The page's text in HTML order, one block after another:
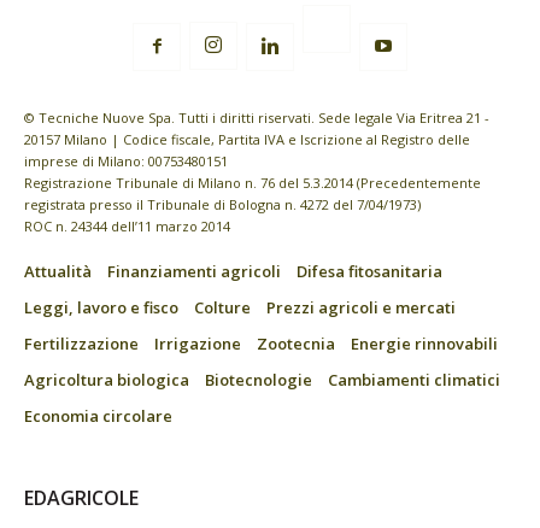
© Tecniche Nuove Spa. Tutti i diritti riservati. Sede legale Via Eritrea 21 -
20157 Milano | Codice fiscale, Partita IVA e Iscrizione al Registro delle
imprese di Milano: 00753480151
Registrazione Tribunale di Milano n. 76 del 5.3.2014 (Precedentemente
registrata presso il Tribunale di Bologna n. 4272 del 7/04/1973)
ROC n. 24344 dell’11 marzo 2014
Attualità Finanziamenti agricoli
Difesa fitosanitaria
Leggi, lavoro e fisco
Colture
Prezzi agricoli e mercati
Fertilizzazione
Irrigazione Zootecnia
Energie rinnovabili
Agricoltura biologica
Biotecnologie
Cambiamenti climatici
Economia circolare
EDAGRICOLE